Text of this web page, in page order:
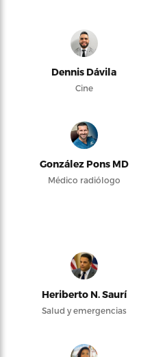
Dennis Dávila
Cine
González Pons MD
Médico radiólogo
Heriberto N. Saurí
Salud y emergencias